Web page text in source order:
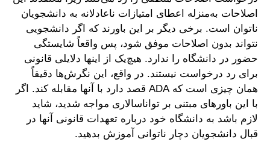
اصلاحات به‌منزله اعطای امتیازات ناعادلانه به دانشجویان
ناتوان است. برخی دیگر بر این باورند که اگر دانشجویی
نتواند بدون اصلاحات موفق شود، پس واقعاً شایستگی
حضور در دانشگاه را ندارد. هیچ‌یک از اینها دلایلی قانونی
برای رد درخواست نیستند. در واقع، این نگرش‌ها دقیقاً
همان چیزی است که ADA قصد دارد با آنها مقابله کند. اگر
با این باورهای مبتنی بر تواناسالاری مواجه شدید، شاید
لازم باشد به دانشگاه خود درباره تعهدات قانونی آنها در
قبال دانشجویان دچار ناتوانی آموزش بدهید.